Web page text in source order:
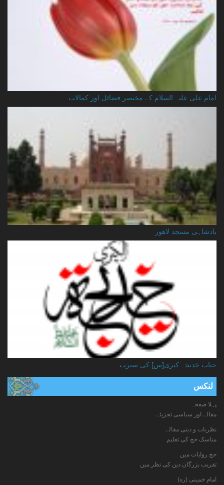
امام علی علیہ السلام کے مختصر فضائل اور کمالات
بادشاہی مسجد لاهور
جناب خدیجہ کبری[س] کی سیرت
لنکس
پہلا صفحہ
مقالے اور سیاسی تجزیئے
نظریات و دینی مقالے
مناسک حج کی تعلیم
حج روایات میں
تقریب بزرگان دین کی نظر میں
امام خمینی (ره)